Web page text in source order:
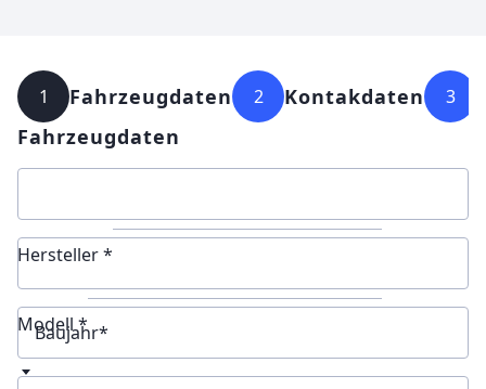
1 Fahrzeugdaten 2 Kontakdaten 3
Fahrzeugdaten
Hersteller *
Modell *
Baujahr